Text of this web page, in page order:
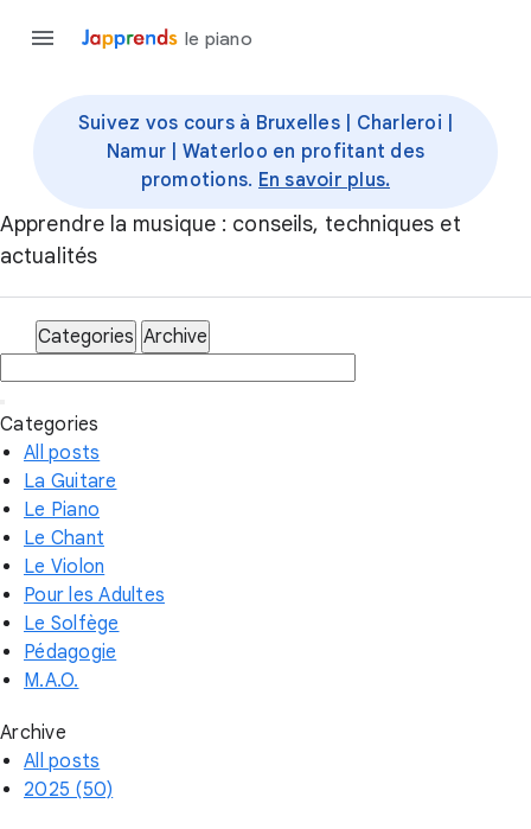
le piano
Suivez vos cours à Bruxelles | Charleroi |
Namur | Waterloo en profitant des
promotions. En savoir plus.
Apprendre la musique : conseils, techniques et
actualités
Categories Archive
Categories
All posts
La Guitare
Le Piano
Le Chant
Le Violon
Pour les Adultes
Le Solfège
Pédagogie
M.A.O.
Archive
All posts
2025 (50)